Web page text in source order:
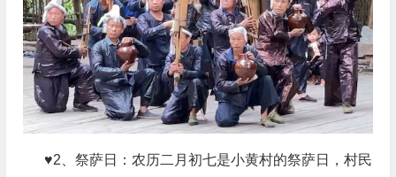
♥2、 祭萨日：农历二月初七是小黄村的祭萨日，村民